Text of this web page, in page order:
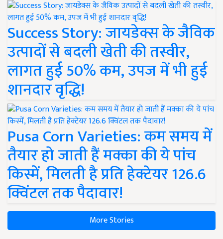
Success Story: जायडेक्स के जैविक
उत्पादों से बदली खेती की तस्वीर,
लागत हुई 50% कम, उपज में भी हुई
शानदार वृद्धि!
Pusa Corn Varieties: कम समय में
तैयार हो जाती हैं मक्का की ये पांच
किस्में, मिलती है प्रति हेक्टेयर 126.6
क्विंटल तक पैदावार!
More Stories